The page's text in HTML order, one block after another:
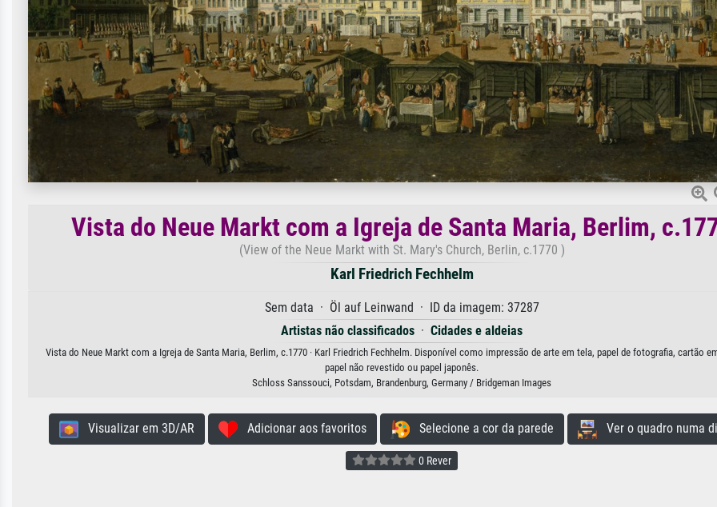
Vista do Neue Markt com a Igreja de Santa Maria, Berlim,
(View of the Neue Markt with St. Mary's Church, Berlin, c.1770 )
Karl Friedrich Fechhelm
Sem data · Öl auf Leinwand · ID da imagem: 37287
Artistas não classificados · Cidades e aldeias
Vista do Neue Markt com a Igreja de Santa Maria, Berlim, c.1770 · Karl Friedrich Fechhelm. Disponível como impressão de arte em tela, papel de fotografia, cartão
papel não revestido ou papel japonês.
Schloss Sanssouci, Potsdam, Brandenburg, Germany / Bridgeman Images
Visualizar em 3D/AR Adicionar aos favoritos Selecione a cor da parede Ver o quadro numa
0 Rever